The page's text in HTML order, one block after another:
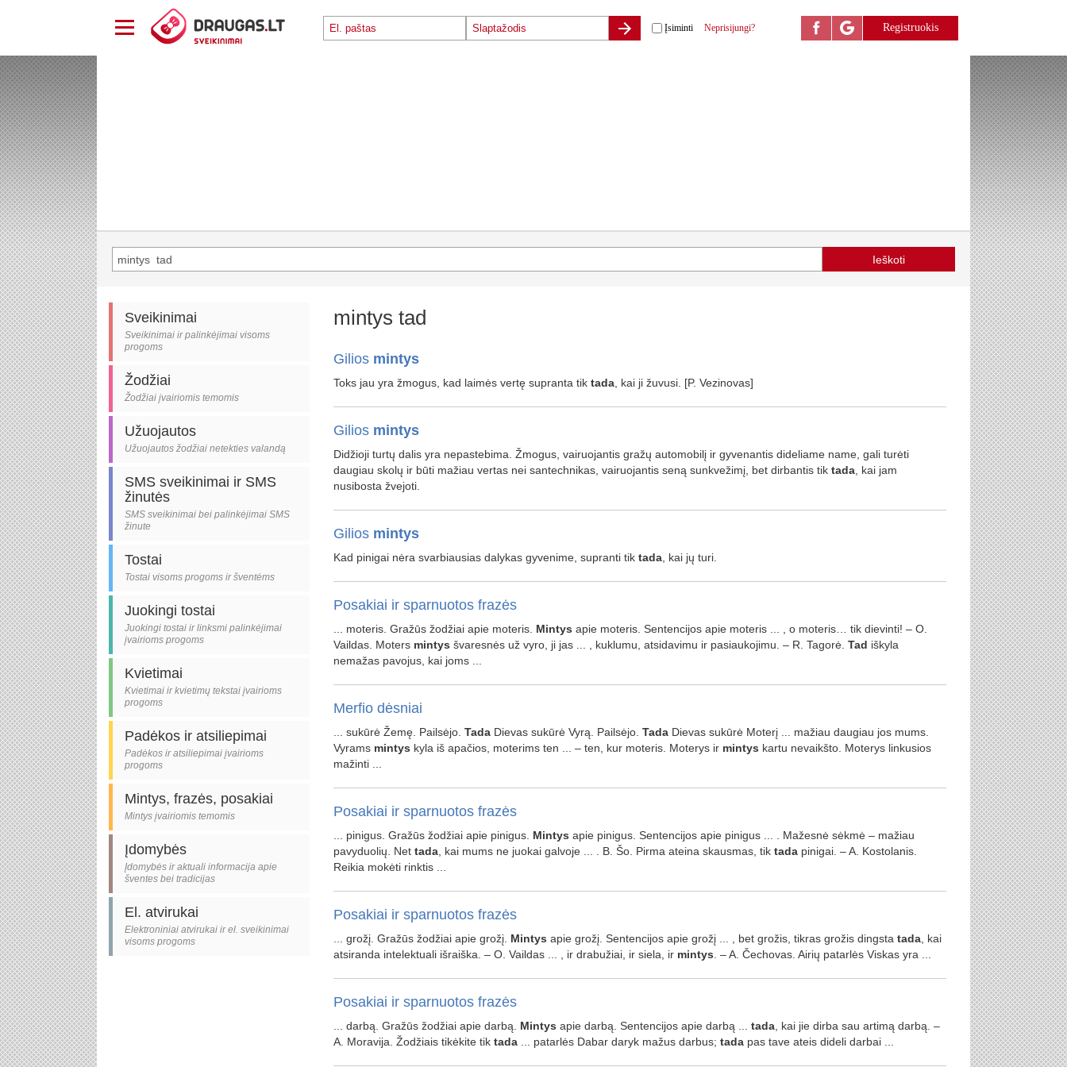
Įsiminti Neprisijungi? Registruokis
Sveikinimai
Sveikinimai ir palinkėjimai visoms
progoms
Žodžiai
Žodžiai įvairiomis temomis
Užuojautos
Užuojautos žodžiai netekties valandą
SMS sveikinimai ir SMS
žinutės
SMS sveikinimai bei palinkėjimai SMS
žinute
Tostai
Tostai visoms progoms ir šventėms
Juokingi tostai
Juokingi tostai ir linksmi palinkėjimai
įvairioms progoms
Kvietimai
Kvietimai ir kvietimų tekstai įvairioms
progoms
Padėkos ir atsiliepimai
Padėkos ir atsiliepimai įvairioms
progoms
Mintys, frazės, posakiai
Mintys įvairiomis temomis
Įdomybės
Įdomybės ir aktuali informacija apie
šventes bei tradicijas
El. atvirukai
Elektroniniai atvirukai ir el. sveikinimai
visoms progoms
mintys tad
Gilios mintys
Toks jau yra žmogus, kad laimės vertę supranta tik tada, kai ji žuvusi. [P. Vezinovas]
Gilios mintys
Didžioji turtų dalis yra nepastebima. Žmogus, vairuojantis gražų automobilį ir gyvenantis dideliame name, gali turėti
daugiau skolų ir būti mažiau vertas nei santechnikas, vairuojantis seną sunkvežimį, bet dirbantis tik tada, kai jam
nusibosta žvejoti.
Gilios mintys
Kad pinigai nėra svarbiausias dalykas gyvenime, supranti tik tada, kai jų turi.
Posakiai ir sparnuotos frazės
... moteris. Gražūs žodžiai apie moteris. Mintys apie moteris. Sentencijos apie moteris ... , o moteris… tik dievinti! – O.
Vaildas. Moters mintys švaresnės už vyro, ji jas ... , kuklumu, atsidavimu ir pasiaukojimu. – R. Tagorė. Tad iškyla
nemažas pavojus, kai joms ...
Merfio dėsniai
... sukūrė Žemę. Pailsėjo. TadaDievas sukūrė Vyrą. Pailsėjo. TadaDievas sukūrė Moterį ... mažiau daugiau jos mums.
Vyrams mintys kyla iš apačios, moterims ten ... – ten, kur moteris. Moterys ir mintys kartu nevaikšto. Moterys linkusios
mažinti ...
Posakiai ir sparnuotos frazės
... pinigus. Gražūs žodžiai apie pinigus. Mintys apie pinigus. Sentencijos apie pinigus ... . Mažesnė sėkmė – mažiau
pavyduolių. Net tada, kai mums ne juokai galvoje ... . B. Šo. Pirma ateina skausmas, tik tadapinigai. – A. Kostolanis.
Reikia mokėti rinktis ...
Posakiai ir sparnuotos frazės
... grožį. Gražūs žodžiai apie grožį. Mintys apie grožį. Sentencijos apie grožį ... , bet grožis, tikras grožis dingsta tada, kai
atsiranda intelektuali išraiška. – O. Vaildas ... , ir drabužiai, ir siela, ir mintys . – A. Čechovas. Airių patarlės Viskas yra ...
Posakiai ir sparnuotos frazės
... darbą. Gražūs žodžiai apie darbą. Mintys apie darbą. Sentencijos apie darbą ... tada, kai jie dirba sau artimą darbą. –
A. Moravija. Žodžiais tikėkite tik tada... patarlės Dabar daryk mažus darbus; tadapas tave ateis dideli darbai ...